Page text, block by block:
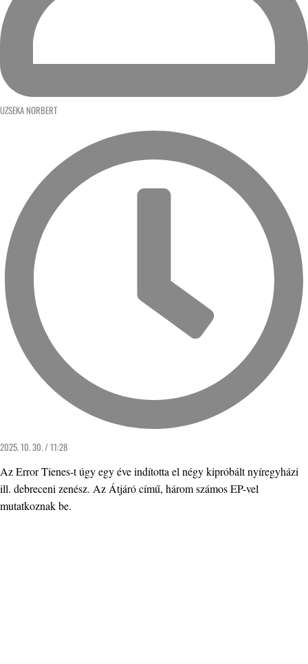
UZSEKA NORBERT
2025. 10. 30. / 11:28
Az Error Tienes-t úgy egy éve indította el négy kipróbált nyíregyházi
ill. debreceni zenész. Az Átjáró című, három számos EP-vel
mutatkoznak be.